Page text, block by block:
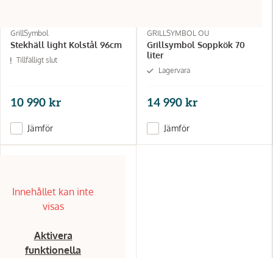
GrillSymbol
Stekhäll light Kolstål 96cm
Tillfälligt slut
10 990 kr
Jämför
GRILLSYMBOL OU
Grillsymbol Soppkök 70
liter
Lagervara
14 990 kr
Jämför
Innehållet kan inte
visas
Aktivera
funktionella